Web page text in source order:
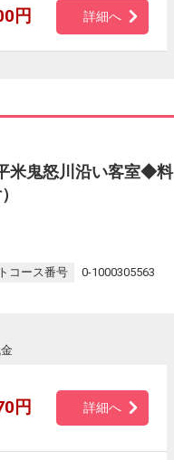
円 詳細へ
米鬼怒川沿い客室◆料
コース番号 0-1000305563
円 詳細へ